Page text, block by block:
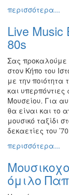
ΔΗΜΟΣ
ΑΝΘΕΚΤΙΚΗ
ΠΟΛΗ
περισσότερα...
Live Music
80s
Σας προκαλούμε
στον Κήπο του
με την ποιότητα
και
Μουσείου. Για
θα είναι και το
μουσικό ταξίδι
δεκαετίες του
περισσότερα...
όμιλο